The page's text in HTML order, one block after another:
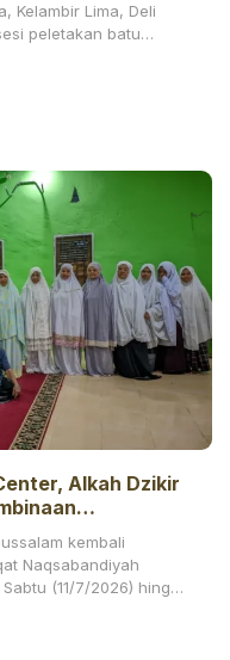
Kelambir Lima, Deli
peletakan batu
Alkah Dzikir
H. Abdul Hamid
kembali
Naqsabandiyah
(11/7/2026) hingga